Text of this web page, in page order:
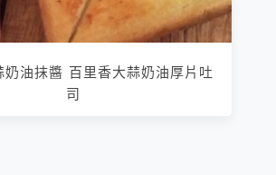
奶油抹醬 百里香大蒜奶油厚片吐
司